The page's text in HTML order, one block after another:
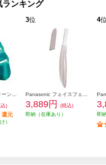
ランキング
)
還元
）
3位
3,889円
(税込)
即納（在庫あり）
4
即